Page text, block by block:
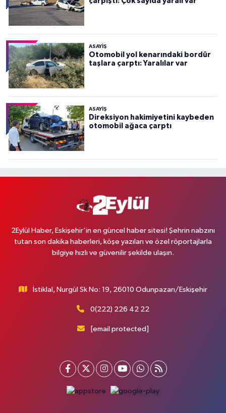
ASAYİŞ
Otomobil yol kenarındaki bordür
taşlara çarptı: Yaralılar var
ASAYİŞ
Direksiyon hakimiyetini kaybeden
otomobil ağaca çarptı
2Eylül Haber, Eskişehir’in en güncel haber sitesi! Şehrin nabzını
tutan son dakika haberleri, köşe yazıları ve özel röportajlarla
bilgiye hızlı ve güvenilir şekilde ulaşın.
İstiklal, Nurgül Sk No: 19, 26010 Odunpazarı/Eskişehir
0(222) 226 42 22
[email protected]